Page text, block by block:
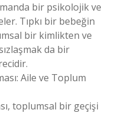
bir psikolojik ve
Tıpkı bir bebeğin
bir kimlikten ve
da bir
Aile ve Toplum
toplumsal bir geçişi